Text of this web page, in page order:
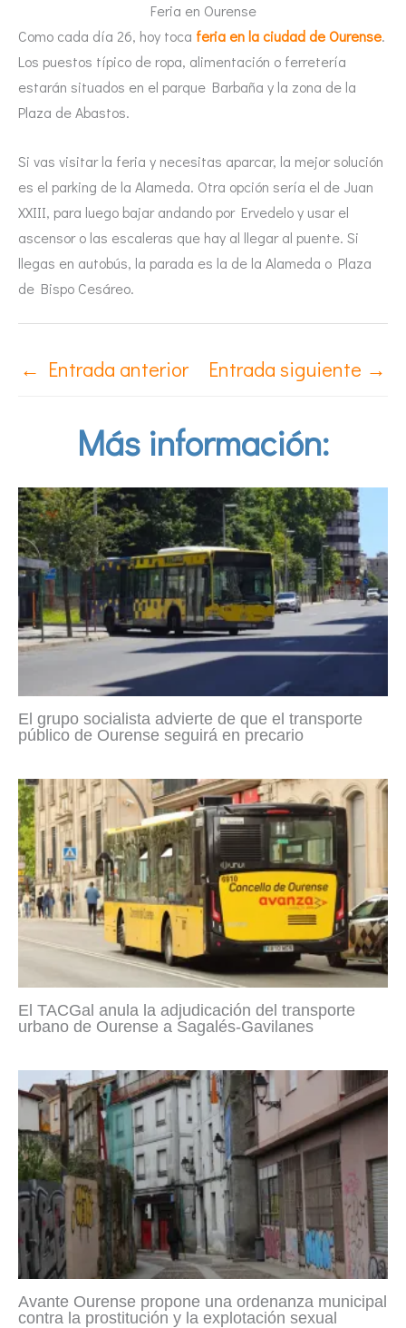
Feria en Ourense
Como cada día 26, hoy toca feria en la ciudad de Ourense.
Los puestos típico de ropa, alimentación o ferretería
estarán situados en el parque Barbaña y la zona de la
Plaza de Abastos.
Si vas visitar la feria y necesitas aparcar, la mejor solución
es el parking de la Alameda. Otra opción sería el de Juan
XXIII, para luego bajar andando por Ervedelo y usar el
ascensor o las escaleras que hay al llegar al puente. Si
llegas en autobús, la parada es la de la Alameda o Plaza
de Bispo Cesáreo.
← Entrada anterior Entrada siguiente →
Más información:
El grupo socialista advierte de que el transporte
público de Ourense seguirá en precario
El TACGal anula la adjudicación del transporte
urbano de Ourense a Sagalés-Gavilanes
Avante Ourense propone una ordenanza municipal
contra la prostitución y la explotación sexual